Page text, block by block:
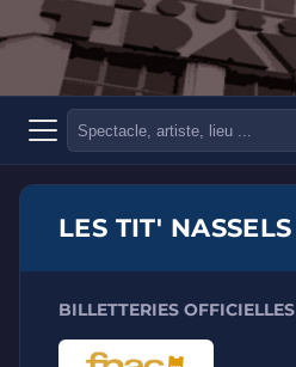
LES TIT' NASSELS
BILLETTERIES OFFICIELLES